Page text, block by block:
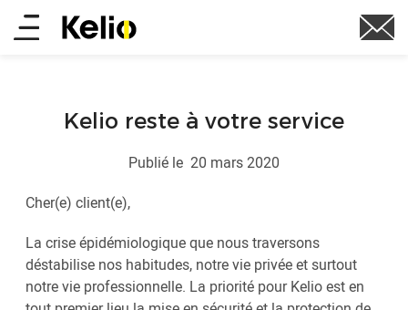
Aller
auMain
Kelio reste à votre service
Publié le 20 mars 2020
Cher(e) client(e),
La crise épidémiologique que nous traversons
déstabilise nos habitudes, notre vie privée et surtout
notre vie professionnelle. La priorité pour Kelio est en